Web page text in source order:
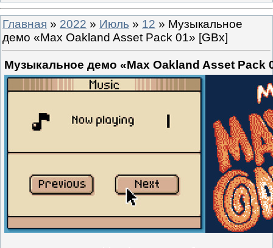
Главная » 2022 » Июль » 12 » Музыкальное
демо «Max Oakland Asset Pack 01» [GBx]
Музыкальное демо «Max Oakland Asset Pack